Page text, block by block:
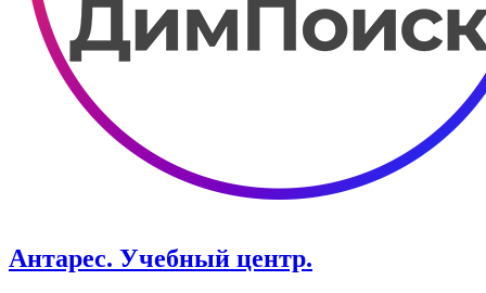
Антарес. Учебный центр.